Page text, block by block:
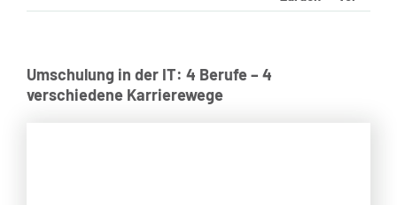
Kontakt
Umschulung in der IT: 4 Berufe – 4
verschiedene Karrierewege